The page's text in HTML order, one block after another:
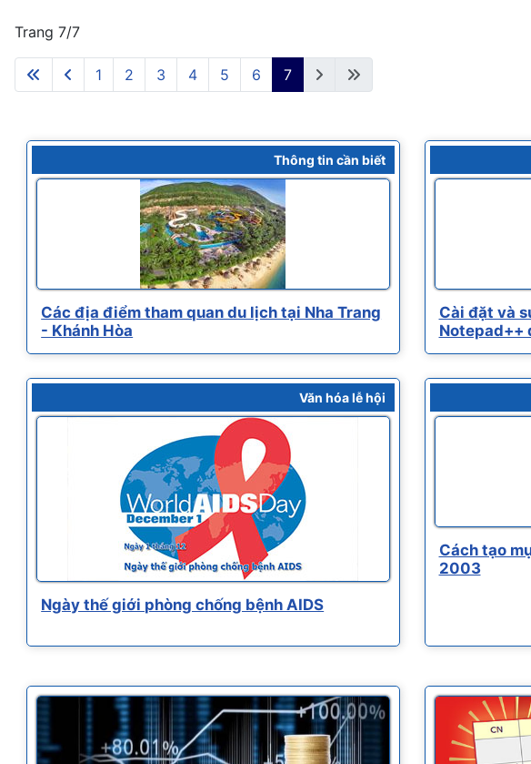
Trang 7/7
1 2 3 4 5 6 7
Thông tin cần biết
Các địa điểm tham quan du lịch tại Nha Trang
- Khánh Hòa
Cài đặt và
Notepad++
Văn hóa lễ hội
Ngày thế giới phòng chống bệnh AIDS
Cách tạo
2003